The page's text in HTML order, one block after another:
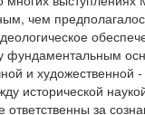
чем
фундаментальным
и
исторической
ответственны за